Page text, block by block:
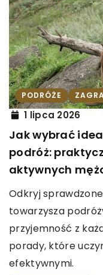
PODRÓŻE
1 lipca 2026
Jak wybrać
podróż:
aktywnych
Odkryj
towarzysza
przyjemność z
porady, które
efektywnymi.